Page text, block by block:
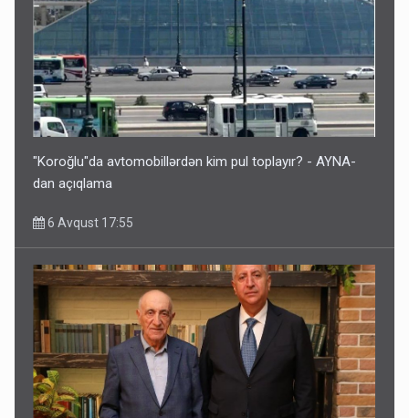
"Koroğlu"da avtomobillərdən kim pul toplayır? - AYNA-
dan açıqlama
6 Avqust 17:55